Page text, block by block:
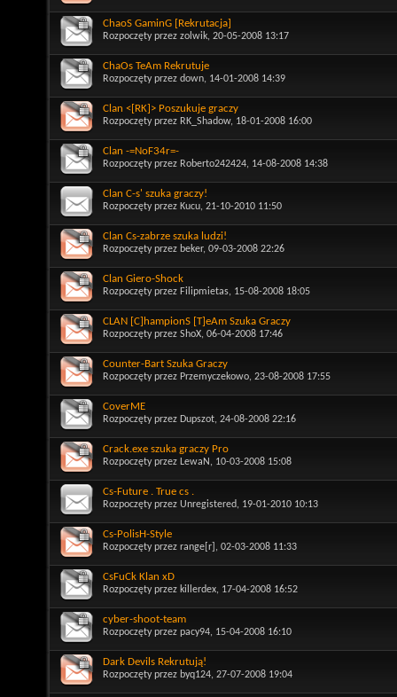
ChaoS GaminG [Rekrutacja]
Rozpoczęty przez zolwik, 20-05-2008 13:17
ChaOs TeAm Rekrutuje
Rozpoczęty przez down, 14-01-2008 14:39
Clan <[RK]> Poszukuje graczy
Rozpoczęty przez RK_Shadow, 18-01-2008 16:00
Clan -=NoF34r=-
Rozpoczęty przez Roberto242424, 14-08-2008 14:38
Clan C-s' szuka graczy!
Rozpoczęty przez Kucu, 21-10-2010 11:50
Clan Cs-zabrze szuka ludzi!
Rozpoczęty przez beker, 09-03-2008 22:26
Clan Giero-Shock
Rozpoczęty przez Filipmietas, 15-08-2008 18:05
CLAN [C]hampionS [T]eAm Szuka Graczy
Rozpoczęty przez ShoX, 06-04-2008 17:46
Counter-Bart Szuka Graczy
Rozpoczęty przez Przemyczekowo, 23-08-2008 17:55
CoverME
Rozpoczęty przez Dupszot, 24-08-2008 22:16
Crack.exe szuka graczy Pro
Rozpoczęty przez LewaN , 10-03-2008 15:08
Cs-Future . True cs .
Rozpoczęty przez Unregistered, 19-01-2010 10:13
Cs-PolisH-Style
Rozpoczęty przez range[r] , 02-03-2008 11:33
CsFuCk Klan xD
Rozpoczęty przez killerdex, 17-04-2008 16:52
cyber-shoot-team
Rozpoczęty przez pacy94, 15-04-2008 16:10
Dark Devils Rekrutują!
Rozpoczęty przez byq124, 27-07-2008 19:04